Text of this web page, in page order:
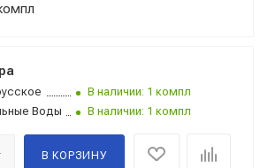
В наличии: 1 компл
Воды В наличии: 1 компл
В КОРЗИНУ